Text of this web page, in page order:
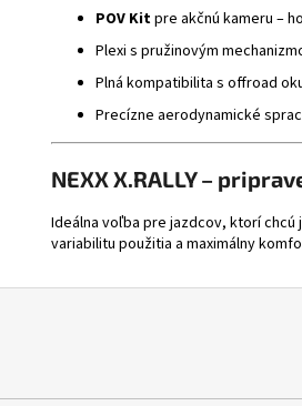
POV Kitpre akčnú kameru –
Plexi s pružinovým
Plná kompatibilita s offroad
Precízne aerodynamické
NEXX X.RALLY –
Ideálna voľba pre jazdcov, ktorí
variabilitu použitia a maximálny